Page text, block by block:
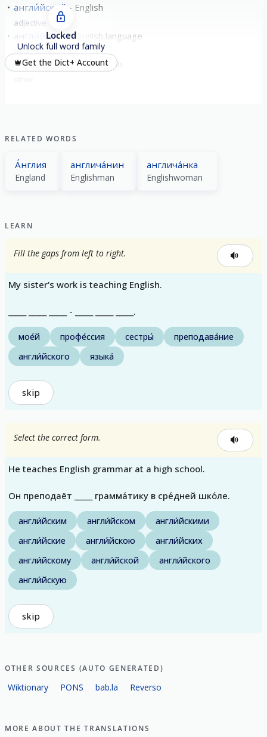
англи́йский English
adjective
англи́йский English language
noun masculine
по-англи́йски In English
Locked
Unlock full word family
Get the Dict+ Account
RELATED WORDS
А́нглия
England
англича́нин
Englishman
англича́нка
Englishwoman
LEARN
Fill the gaps from left to right.
My sister's work is teaching English.
_____ _____ _____ - _____ _____ _____.
мое́й профе́ссия сестры́
преподава́ние
англи́йского
языка́
skip
Select the correct form.
He teaches English grammar at a high school.
Он преподаёт _____ грамма́тику в сре́дней шко́ле.
англи́йским англи́йском
англи́йскими
англи́йские
англи́йскою
англи́йских
англи́йскому
англи́йской
англи́йского
англи́йскую
skip
OTHER SOURCES (AUTO GENERATED)
Wiktionary PONS bab.la Reverso
MORE ABOUT THE TRANSLATIONS